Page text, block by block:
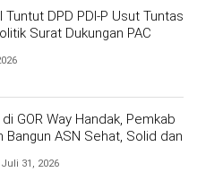
DPD PDI-P Usut Tuntas
Surat Dukungan PAC
GOR Way Handak, Pemkab
Bangun ASN Sehat, Solid dan
Juli 31, 2026